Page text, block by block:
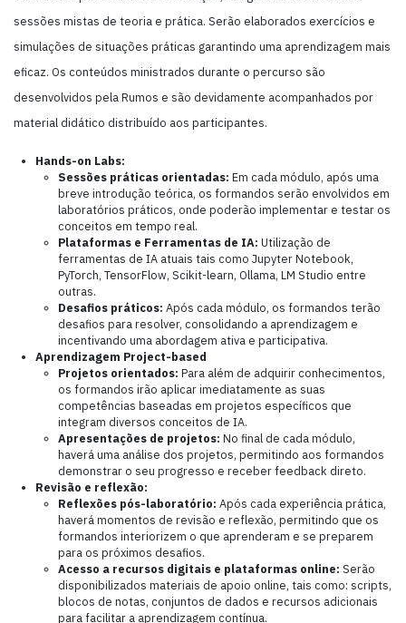
sessões mistas de teoria e prática. Serão elaborados exercícios e
simulações de situações práticas garantindo uma aprendizagem mais
eficaz. Os conteúdos ministrados durante o percurso são
desenvolvidos pela Rumos e são devidamente acompanhados por
material didático distribuído aos participantes.
Hands-on Labs:
Sessões práticas orientadas: Em cada módulo, após uma
breve introdução teórica, os formandos serão envolvidos em
laboratórios práticos, onde poderão implementar e testar os
conceitos em tempo real.
Plataformas e Ferramentas de IA: Utilização de
ferramentas de IA atuais tais como Jupyter Notebook,
PyTorch, TensorFlow, Scikit-learn, Ollama, LM Studio entre
outras.
Desafios práticos: Após cada módulo, os formandos terão
desafios para resolver, consolidando a aprendizagem e
incentivando uma abordagem ativa e participativa.
Aprendizagem Project-based
Projetos orientados: Para além de adquirir conhecimentos,
os formandos irão aplicar imediatamente as suas
competências baseadas em projetos específicos que
integram diversos conceitos de IA.
Apresentações de projetos: No final de cada módulo,
haverá uma análise dos projetos, permitindo aos formandos
demonstrar o seu progresso e receber feedback direto.
Revisão e reflexão:
Reflexões pós-laboratório: Após cada experiência prática,
haverá momentos de revisão e reflexão, permitindo que os
formandos interiorizem o que aprenderam e se preparem
para os próximos desafios.
Acesso a recursos digitais e plataformas online: Serão
disponibilizados materiais de apoio online, tais como: scripts,
blocos de notas, conjuntos de dados e recursos adicionais
para facilitar a aprendizagem contínua.